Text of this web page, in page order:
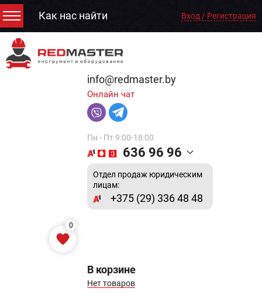
Как нас найти Вход / Регистрация
info@redmaster.by
Онлайн чат
Пн - Пт 9:00-18:00
636 96 96
Отдел продаж юридическим
лицам:
+375 (29) 336 48 48
0
В корзине
Нет товаров